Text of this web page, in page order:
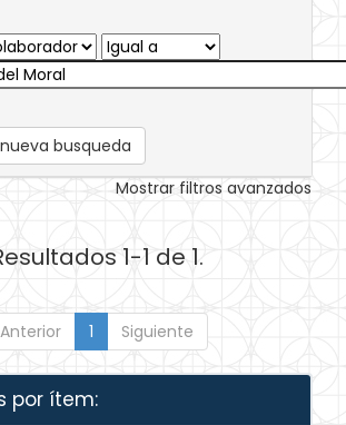
busqueda
Mostrar filtros avanzados
1-1 de 1.
Anterior 1 Siguiente
por ítem: